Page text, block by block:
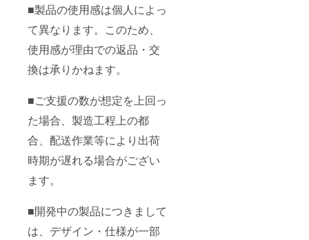
■製品の使用感は個人によっ
て異なります。このため、
使用感が理由での返品・交
換は承りかねます。
■ご支援の数が想定を上回っ
た場合、製造工程上の都
合、配送作業等により出荷
時期が遅れる場合がござい
ます。
■開発中の製品につきまして
は、デザイン・仕様が一部